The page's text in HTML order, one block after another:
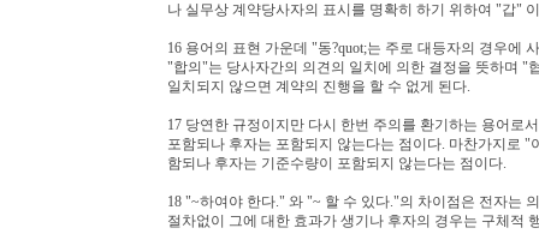
나 실무상 계약당사자의 표시를 명확히 하기 위하여 "갑"
16 용어의 표현 가운데 "동?quot;는 주로 대등자의 경우에
"합의"는 당사자간의 의견의 일치에 의한 결정을 뜻하며 "
일치되지 않으면 계약의 진행을 할 수 없게 된다.
17 당연한 규정이지만 다시 한번 주의를 환기하는 용어
포함되나 후자는 포함되지 않는다는 점이다. 마찬가지로
함되나 후자는 기준수량이 포함되지 않는다는 점이다.
18 "~하여야 한다." 와 "~ 할 수 있다."의 차이점은 전자는
절차없이 그에 대한 효과가 생기나 후자의 경우는 구체적